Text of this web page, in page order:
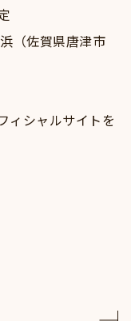
（佐賀県唐津市
ィシャルサイトを